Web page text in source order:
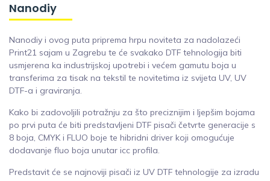
Nanodiy
Nanodiy i ovog puta priprema hrpu noviteta za nadolazeći
Print21 sajam u Zagrebu te će svakako DTF tehnologija biti
usmjerena ka industrijskoj upotrebi i većem gamutu boja u
transferima za tisak na tekstil te novitetima iz svijeta UV, UV
DTF-a i graviranja.
Kako bi zadovoljili potražnju za što preciznijim i ljepšim bojama
po prvi puta će biti predstavljeni DTF pisači četvrte generacije s
8 boja, CMYK i FLUO boje te hibridni driver koji omogućuje
dodavanje fluo boja unutar icc profila.
Predstavit će se najnoviji pisači iz UV DTF tehnologije za izradu